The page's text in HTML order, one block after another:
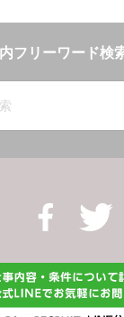
フリーワード検